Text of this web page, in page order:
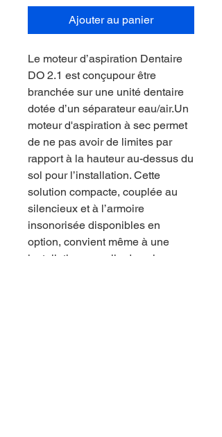
Ajouter au panier
Le moteur d’aspiration Dentaire
DO 2.1 est conçupour être
branchée sur une unité dentaire
dotée d’un séparateur eau/air.Un
moteur d'aspiration à sec permet
de ne pas avoir de limites par
rapport à la hauteur au-dessus du
sol pour l’installation. Cette
solution compacte, couplée au
silencieux et à l’armoire
insonorisée disponibles en
option, convient même à une
installation en salle de soins.